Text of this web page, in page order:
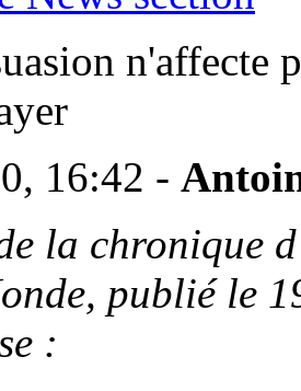
n'affecte
16:42 -
la chronique
publié le
: